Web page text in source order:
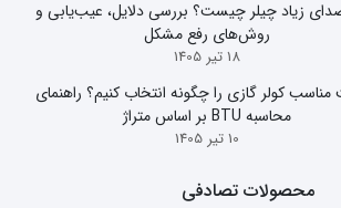
زیاد چیلر چیست؟ بررسی دلایل، عیب‌یابی و
روش‌های رفع مشکل
18 تیر 1405
کولر گازی را چگونه انتخاب کنیم؟ راهنمای
محاسبه BTU بر اساس متراژ
10 تیر 1405
محصولات تصادفی